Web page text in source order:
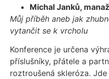
Michal Janků,
Můj příběh aneb jak
vytančit se k vrcholu
Konference je určena
příslušníky, přátele a
roztroušená skleróza.